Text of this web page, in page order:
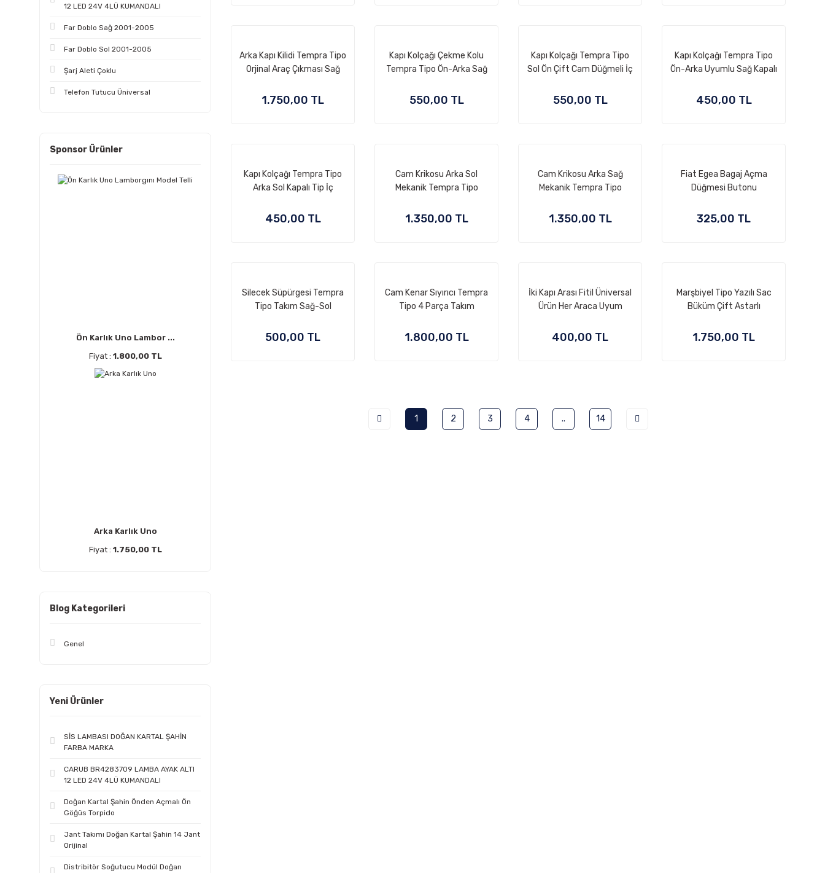
12 LED 24V 4LÜ KUMANDALI
Far Doblo Sağ 2001-2005
Far Doblo Sol 2001-2005
Şarj Aleti Çoklu
Telefon Tutucu Üniversal
Sponsor Ürünler
Ön Karlık Uno Lambor ...
Fiyat : 1.800,00 TL
Arka Karlık Uno
Fiyat : 1.750,00 TL
Blog Kategorileri
Genel
Yeni Ürünler
SİS LAMBASI DOĞAN KARTAL ŞAHİN
FARBA MARKA
CARUB BR4283709 LAMBA AYAK ALTI
12 LED 24V 4LÜ KUMANDALI
Doğan Kartal Şahin Önden Açmalı Ön
Göğüs Torpido
Jant Takımı Doğan Kartal Şahin 14 Jant
Orijinal
Distribitör Soğutucu Modül Doğan
Arka Kapı Kilidi Tempra Tipo
Orjinal Araç Çıkması Sağ
1.750,00 TL
Kapı Kolçağı Çekme Kolu
Tempra Tipo Ön-Arka Sağ
550,00 TL
Kapı Kolçağı Tempra Tipo
Sol Ön Çift Cam Düğmeli İç
550,00 TL
Kapı Kolçağı Tempra Tipo
Ön-Arka Uyumlu Sağ Kapalı
450,00 TL
Kapı Kolçağı Tempra Tipo
Arka Sol Kapalı Tip İç
450,00 TL
Cam Krikosu Arka Sol
Mekanik Tempra Tipo
1.350,00 TL
Cam Krikosu Arka Sağ
Mekanik Tempra Tipo
1.350,00 TL
Fiat Egea Bagaj Açma
Düğmesi Butonu
325,00 TL
Silecek Süpürgesi Tempra
Tipo Takım Sağ-Sol
500,00 TL
Cam Kenar Sıyırıcı Tempra
Tipo 4 Parça Takım
1.800,00 TL
İki Kapı Arası Fitil Üniversal
Ürün Her Araca Uyum
İZOLASYON FİTİLİ
400,00 TL
Marşbiyel Tipo Yazılı Sac
Büküm Çift Astarlı
1.750,00 TL
1 2 3 4 .. 14